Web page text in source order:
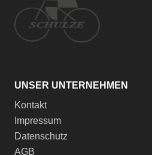
UNSER UNTERNEHMEN
Kontakt
Impressum
Datenschutz
AGB